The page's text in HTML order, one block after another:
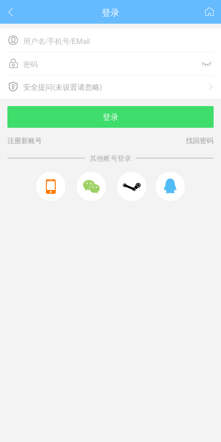
 
登录

 
 
安全提问(未设置请忽略)
安全提问(未设置请忽略)
登录
注册新账号
找回密码
其他帐号登录
  